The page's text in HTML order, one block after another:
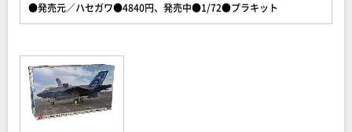
●発売元／ハセガワ●4840円、発売中●1/72●プラキット